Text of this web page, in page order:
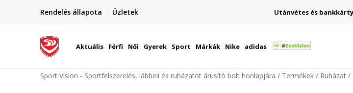
Rendelés állapota Üzletek
Szállítás Magyarország területén Utánvétes és
Aktuális Férfi Női Gyerek Sport Márkák Nike adidas
Sport Vision - Sportfelszerelés, lábbeli és ruházatot árusító bolt honlapjára Termékek Ruházat